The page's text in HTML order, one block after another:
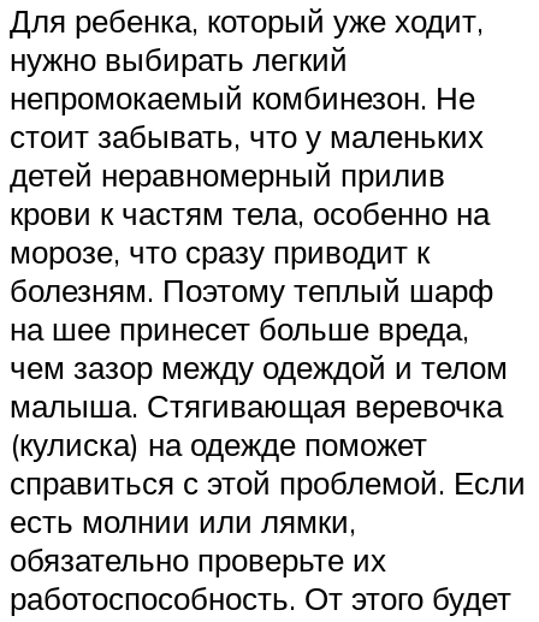
Для ребенка, который уже ходит,
нужно выбирать легкий
непромокаемый комбинезон. Не
стоит забывать, что у маленьких
детей неравномерный прилив
крови к частям тела, особенно на
морозе, что сразу приводит к
болезням. Поэтому теплый шарф
на шее принесет больше вреда,
чем зазор между одеждой и телом
малыша. Стягивающая веревочка
(кулиска) на одежде поможет
справиться с этой проблемой. Если
есть молнии или лямки,
обязательно проверьте их
работоспособность. От этого будет